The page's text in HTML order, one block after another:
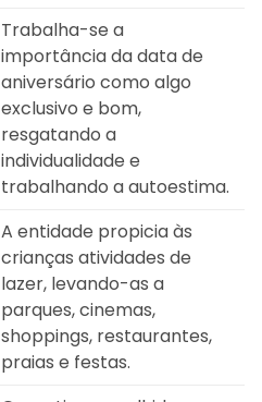
Trabalha-se a
importância da data de
aniversário como algo
exclusivo e bom,
resgatando a
individualidade e
trabalhando a autoestima.
A entidade propicia às
crianças atividades de
lazer, levando-as a
parques, cinemas,
shoppings, restaurantes,
praias e festas.